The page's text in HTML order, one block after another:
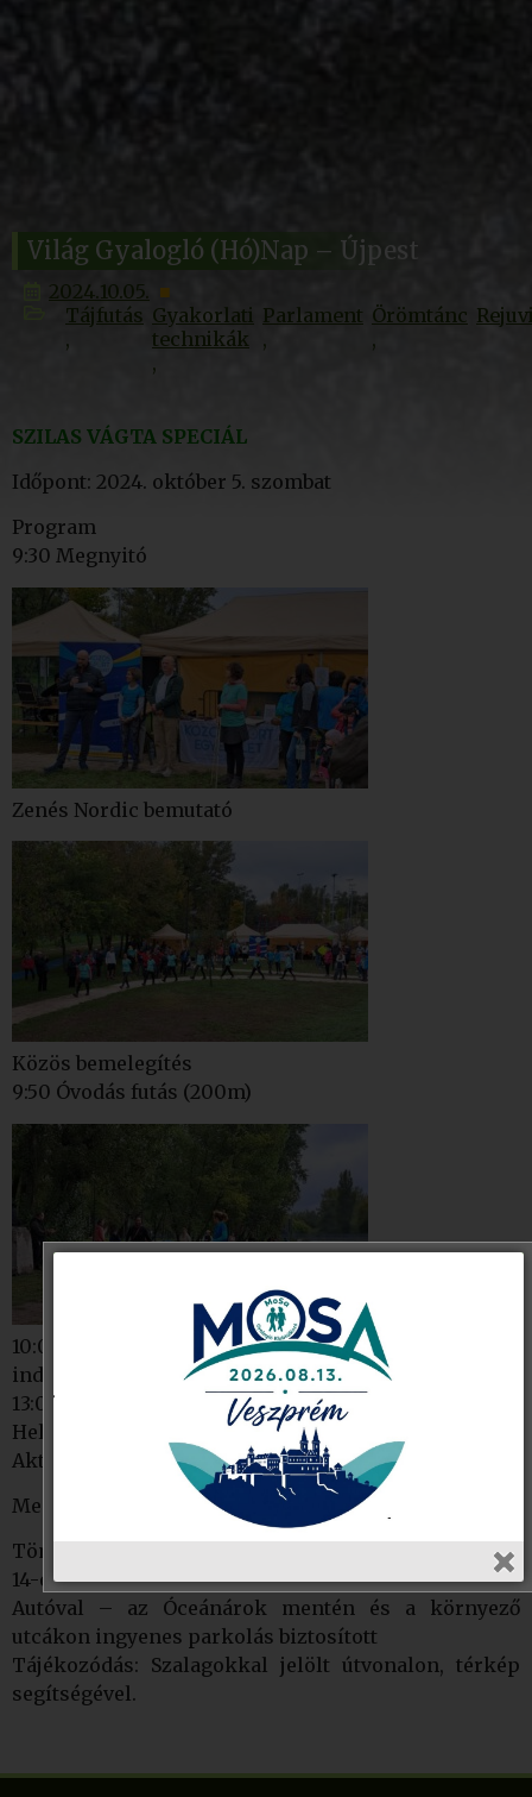
Világ Gyalogló (Hó)Nap – Újpest
2024.10.05.
Tájfutás Gyakorlati
technikák
Parlament Örömtánc
SZILAS VÁGTA SPECIÁL
Időpont: 2024. október 5. szombat
Program
9:30 Megnyitó
Zenés Nordic bemutató
Közös bemelegítés
9:50 Óvodás futás (200m)
10:00 Rajt – Futás / Gyaloglás / Nordic Walking
indítása folyamatosan
13:00 Esemény zárása
Helyszín: Budapest 4. kerület, Óceánárok utca, Szilas
Aktív park parkoló és környéke
Megközelítés:
Tömegközlekedéssel – 20E, 196, 126, 220–as buszok,
14-es villamos
Autóval – az Óceánárok mentén és a környező
utcákon ingyenes parkolás biztosított
Tájékozódás: Szalagokkal jelölt útvonalon, térkép
segítségével.